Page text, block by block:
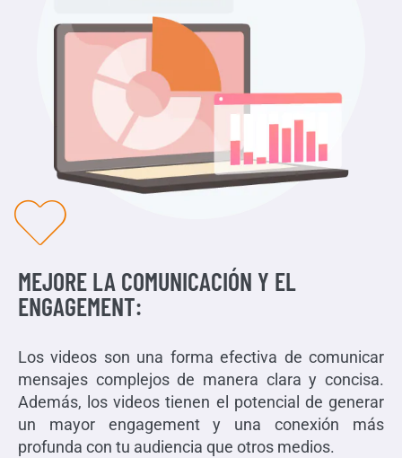
MEJORE LA COMUNICACIÓN Y EL
ENGAGEMENT:
Los videos son una forma efectiva de comunicar
mensajes complejos de manera clara y concisa.
Además, los videos tienen el potencial de generar
un mayor engagement y una conexión más
profunda con tu audiencia que otros medios.